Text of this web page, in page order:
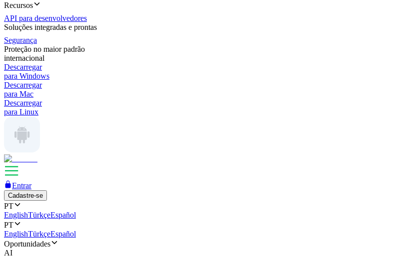
Recursos
API para desenvolvedores
Soluções integradas e prontas
Segurança
Proteção no maior padrão
internacional
Descarregar
para Windows
Descarregar
para Mac
Descarregar
para Linux
Entrar
Cadastre-se
PT
EnglishTürkçeEspañol
PT
EnglishTürkçeEspañol
Oportunidades
AI